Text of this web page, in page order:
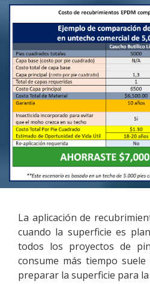
La aplicación de
cuando la superficie es
todos los proyectos de
consume más tiempo
preparar la superficie para la